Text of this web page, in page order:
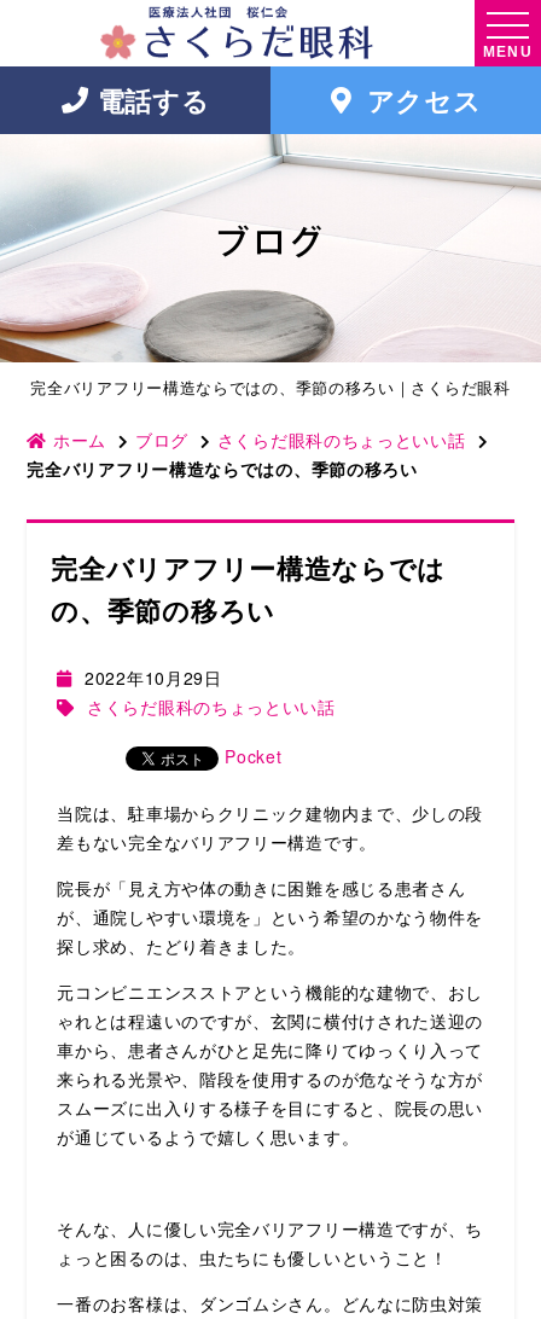
MENU
電話する アクセス
ブログ
完全バリアフリー構造ならではの、季節の移ろい｜さくらだ眼科
ホーム ブログ
さくらだ眼科のちょっといい話
完全バリアフリー構造ならではの、季節の移ろい
完全バリアフリー構造ならでは
の、季節の移ろい
2022年10月29日
さくらだ眼科のちょっといい話
Pocket
当院は、駐車場からクリニック建物内まで、少しの段
差もない完全なバリアフリー構造です。
院長が「見え方や体の動きに困難を感じる患者さん
が、通院しやすい環境を」という希望のかなう物件を
探し求め、たどり着きました。
元コンビニエンスストアという機能的な建物で、おし
ゃれとは程遠いのですが、玄関に横付けされた送迎の
車から、患者さんがひと足先に降りてゆっくり入って
来られる光景や、階段を使用するのが危なそうな方が
スムーズに出入りする様子を目にすると、院長の思い
が通じているようで嬉しく思います。
そんな、人に優しい完全バリアフリー構造ですが、ち
ょっと困るのは、虫たちにも優しいということ！
一番のお客様は、ダンゴムシさん。どんなに防虫対策